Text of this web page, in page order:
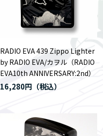
RADIO EVA 439 Zippo Lighter
by RADIO EVA/カヲル（RADIO
EVA10th ANNIVERSARY:2nd）
16,280円